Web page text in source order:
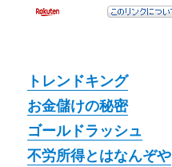
トレンドキング
お金儲けの秘密
ゴールドラッシュ
不労所得とはなんぞや